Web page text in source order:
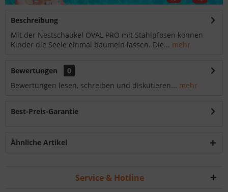
Beschreibung
Mit der Nestschaukel OVAL PRO mit Stahlpfosen können
Kinder die Seele einmal baumeln lassen. Die... mehr
Bewertungen
0
Bewertungen lesen, schreiben und diskutieren... mehr
Best-Preis-Garantie
Ähnliche Artikel
Service & Hotline